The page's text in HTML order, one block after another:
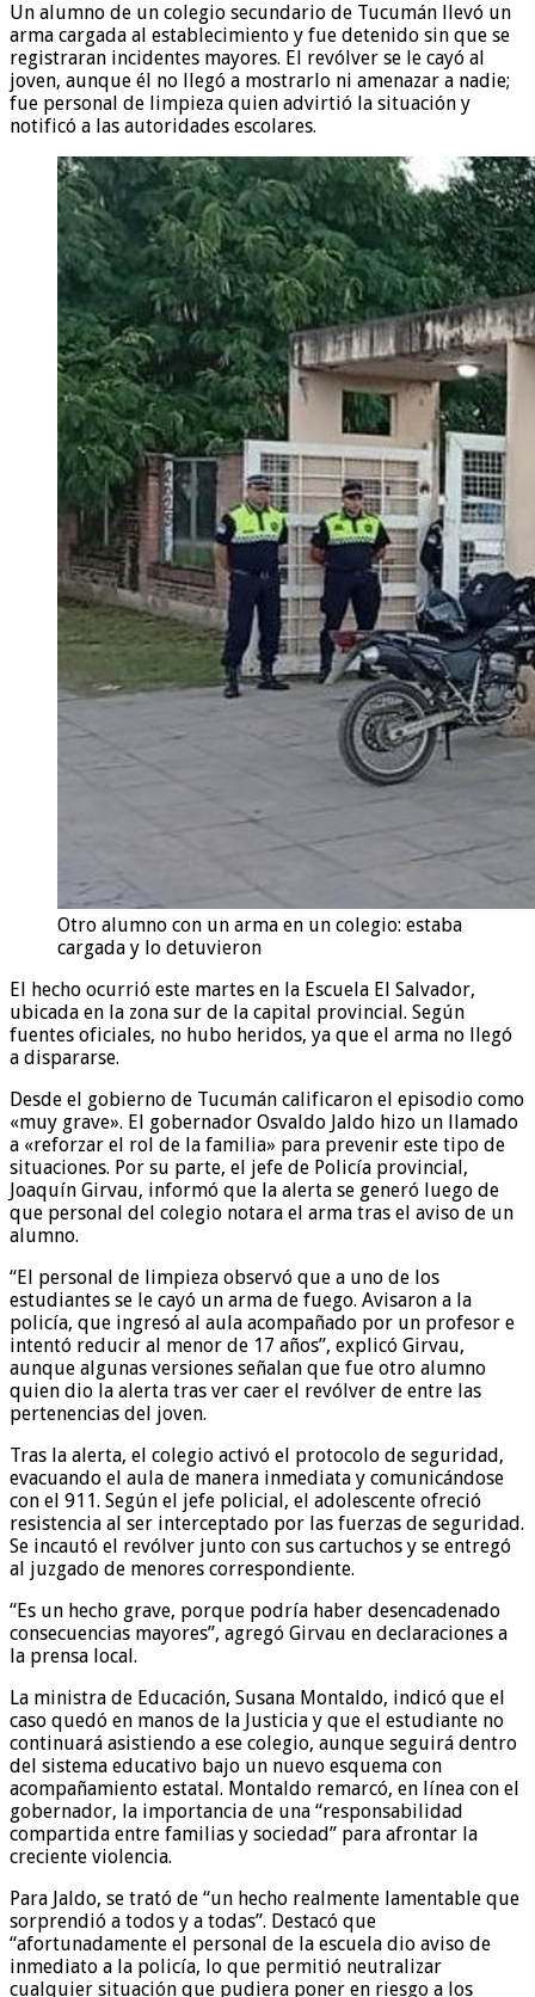
Un alumno de un colegio secundario de Tucumán llevó un
arma cargada al establecimiento y fue detenido sin que se
registraran incidentes mayores. El revólver se le cayó al
joven, aunque él no llegó a mostrarlo ni amenazar a nadie;
fue personal de limpieza quien advirtió la situación y
notificó a las autoridades escolares.
Otro alumno con un arma en un colegio: estaba
cargada y lo detuvieron
El hecho ocurrió este martes en la Escuela El Salvador,
ubicada en la zona sur de la capital provincial. Según
fuentes oficiales, no hubo heridos, ya que el arma no llegó
a dispararse.
Desde el gobierno de Tucumán calificaron el episodio como
«muy grave». El gobernador Osvaldo Jaldo hizo un llamado
a «reforzar el rol de la familia» para prevenir este tipo de
situaciones. Por su parte, el jefe de Policía provincial,
Joaquín Girvau, informó que la alerta se generó luego de
que personal del colegio notara el arma tras el aviso de un
alumno.
“El personal de limpieza observó que a uno de los
estudiantes se le cayó un arma de fuego. Avisaron a la
policía, que ingresó al aula acompañado por un profesor e
intentó reducir al menor de 17 años”, explicó Girvau,
aunque algunas versiones señalan que fue otro alumno
quien dio la alerta tras ver caer el revólver de entre las
pertenencias del joven.
Tras la alerta, el colegio activó el protocolo de seguridad,
evacuando el aula de manera inmediata y comunicándose
con el 911. Según el jefe policial, el adolescente ofreció
resistencia al ser interceptado por las fuerzas de seguridad.
Se incautó el revólver junto con sus cartuchos y se entregó
al juzgado de menores correspondiente.
“Es un hecho grave, porque podría haber desencadenado
consecuencias mayores”, agregó Girvau en declaraciones a
la prensa local.
La ministra de Educación, Susana Montaldo, indicó que el
caso quedó en manos de la Justicia y que el estudiante no
continuará asistiendo a ese colegio, aunque seguirá dentro
del sistema educativo bajo un nuevo esquema con
acompañamiento estatal. Montaldo remarcó, en línea con el
gobernador, la importancia de una “responsabilidad
compartida entre familias y sociedad” para afrontar la
creciente violencia.
Para Jaldo, se trató de “un hecho realmente lamentable que
sorprendió a todos y a todas”. Destacó que
“afortunadamente el personal de la escuela dio aviso de
inmediato a la policía, lo que permitió neutralizar
cualquier situación que pudiera poner en riesgo a los